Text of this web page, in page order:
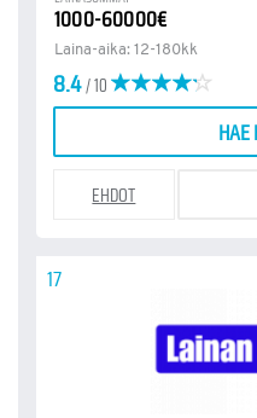
1000-60000€
Laina-aika: 12-180kk
8.4/ 10
HAE
EHDOT
17